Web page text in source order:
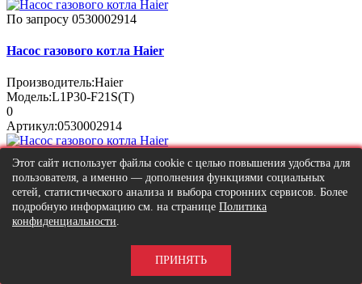
По запросу 0530002914
Насос газового котла Haier
Производитель:Haier
Модель:L1P30-F21S(T)
0
Артикул:0530002914
Насос газового котла Haier
Производитель:Haier
Этот сайт использует файлы cookie с целью повышения удобства для
пользователя, а именно — дополнения функциями социальных
сетей, статистического анализа и выбора сторонних сервисов. Более
подробную информацию см. на странице Политика
конфиденциальности.
ПРИНЯТЬ